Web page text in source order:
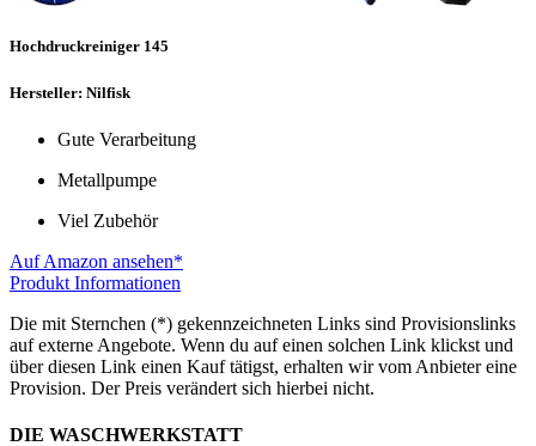
Hochdruckreiniger 145
Hersteller: Nilfisk
Gute Verarbeitung
Metallpumpe
Viel Zubehör
Auf Amazon ansehen*
Produkt Informationen
Die mit Sternchen (*) gekennzeichneten Links sind Provisionslinks
auf externe Angebote. Wenn du auf einen solchen Link klickst und
über diesen Link einen Kauf tätigst, erhalten wir vom Anbieter eine
Provision. Der Preis verändert sich hierbei nicht.
DIE WASCHWERKSTATT